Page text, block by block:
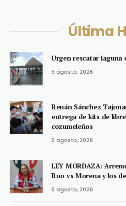
Última
Urgen rescatar laguna
5 agosto, 2026
Renán Sánchez
entrega de kits de
cozumeleños
5 agosto, 2026
LEY MORDAZA:
Roo vs Morena y los
5 agosto, 2026